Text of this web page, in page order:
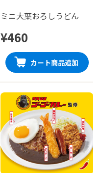
ミニ大葉おろしうどん
¥460
カート商品追加